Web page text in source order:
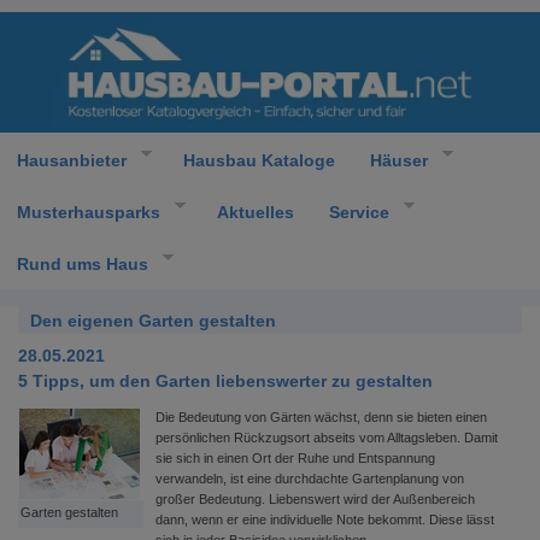
Hausanbieter Hausbau Kataloge Häuser
Musterhausparks Aktuelles Service
Rund ums Haus
Den eigenen Garten gestalten
28.05.2021
5 Tipps, um den Garten liebenswerter zu gestalten
Garten gestalten
Die Bedeutung von Gärten wächst, denn sie bieten einen
persönlichen Rückzugsort abseits vom Alltagsleben. Damit
sie sich in einen Ort der Ruhe und Entspannung
verwandeln, ist eine durchdachte Gartenplanung von
großer Bedeutung. Liebenswert wird der Außenbereich
dann, wenn er eine individuelle Note bekommt. Diese lässt